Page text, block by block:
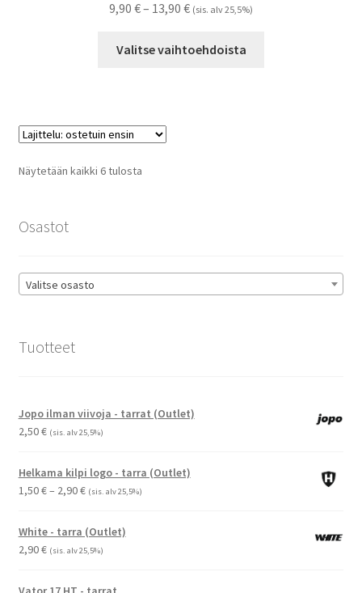
9,90 €– 13,90 €Hintaluokka:
-
(sis. alv 25,5%)
Valitse vaihtoehdoista
Näytetään kaikki 6 tulostaSuosituimmat
Osastot
Valitse osasto
Tuotteet
Jopo ilman viivoja - tarrat (Outlet)
2,50€ (sis. alv 25,5%)
Helkama kilpi logo - tarra (Outlet)
1,50€– 2,90€Hintaluokka:
-
2,90 €
(sis. alv 25,5%)
White - tarra (Outlet)
2,90€ (sis. alv 25,5%)